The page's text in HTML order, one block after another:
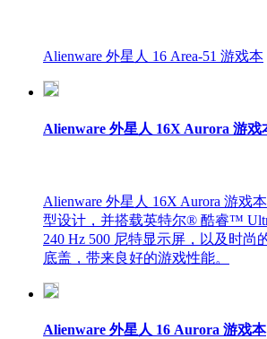
Alienware 外星人 16 Area-51 游戏本
Alienware 外星人 16X Aurora 游戏
Alienware 外星人 16X Aurora 游戏
型设计，并搭载英特尔® 酷睿™
240 Hz 500 尼特显示屏，以及时尚
底盖，带来良好的游戏性能。
Alienware 外星人 16 Aurora 游戏本